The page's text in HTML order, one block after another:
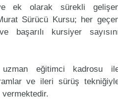
ek olarak sürekli
Sürücü Kursu; her
başarılı kursiyer
eğitimci kadrosu
ve ileri sürüş